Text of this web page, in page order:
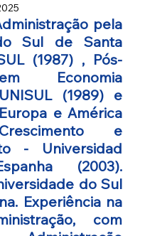
pela
Sul de Santa
(1987) , Pós-
Economia
(1989) e
e América
e
- Universidad
(2003).
do Sul
Experiência na
com